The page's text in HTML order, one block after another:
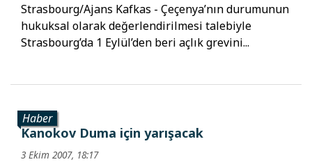
Strasbourg/Ajans Kafkas - Çeçenya’nın durumunun
hukuksal olarak değerlendirilmesi talebiyle
Strasbourg’da 1 Eylül’den beri açlık grevini...
Haber
Kanokov Duma için yarışacak
3 Ekim 2007, 18:17